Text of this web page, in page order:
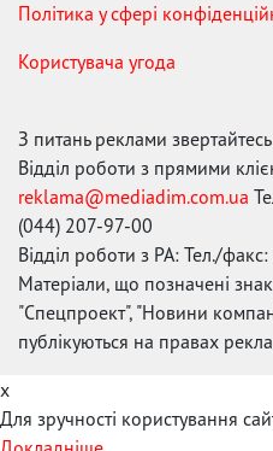
Політика у сфері
Користувача угода
З питань реклами
Відділ роботи з прямими
reklama@mediadim.com.ua
(044) 207-97-00
Відділ роботи з РА: Тел./
Матеріали, що позначені
"Спецпроект", "Новини
публікуються на правах
x
Для зручності користування